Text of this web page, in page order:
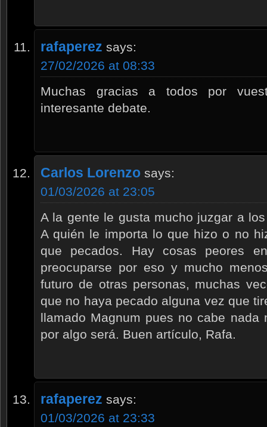
rafaperez says:
27/02/2026 at 08:33
Muchas gracias a todos por
interesante debate.
Carlos Lorenzo says:
01/03/2026 at 23:05
A la gente le gusta mucho juzgar a
A quién le importa lo que hizo o no
que pecados. Hay cosas peores
preocuparse por eso y mucho
futuro de otras personas, muchas
que no haya pecado alguna vez que
llamado Magnum pues no cabe nada
por algo será. Buen artículo, Rafa.
rafaperez says:
01/03/2026 at 23:33